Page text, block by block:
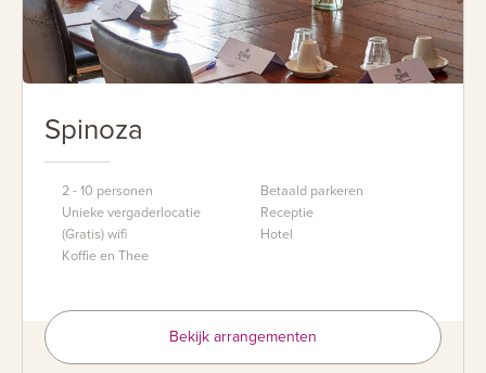
Spinoza
2 - 10 personen
Unieke vergaderlocatie
(Gratis) wifi
Koffie en Thee
Betaald parkeren
Receptie
Hotel
Bekijk arrangementen